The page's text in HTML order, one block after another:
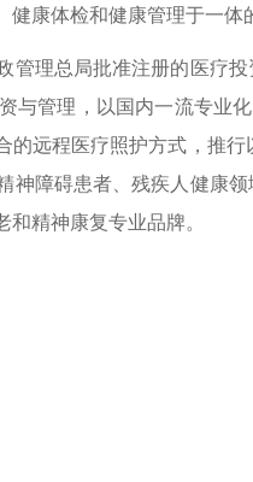
康体检和健康管理于一体
理总局批准注册的医疗投
管理，以国内一流专业
远程医疗照护方式，推
障碍患者、残疾人健康
精神康复专业品牌。